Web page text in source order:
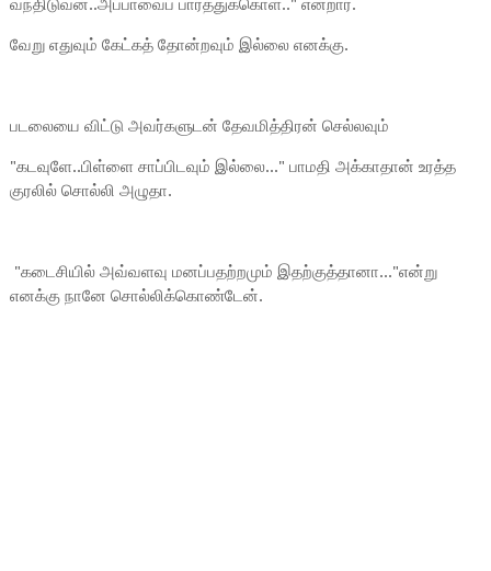
வந்திடுவன்..அப்பாவைப் பார்த்துக்கொள்.." என்றார்.
வேறு எதுவும் கேட்கத் தோன்றவும் இல்லை எனக்கு.
படலையை விட்டு அவர்களுடன் தேவமித்திரன் செல்லவும்
"கடவுளே..பிள்ளை சாப்பிடவும் இல்லை..." பாமதி அக்காதான் உரத்த
குரலில் சொல்லி அழுதா.
"கடைசியில் அவ்வளவு மனப்பதற்றமும் இதற்குத்தானா..."என்று
எனக்கு நானே சொல்லிக்கொண்டேன்.